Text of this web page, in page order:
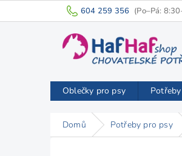
na
604 259 356
Oblečky pro psy
Domů Potřeby pro psy